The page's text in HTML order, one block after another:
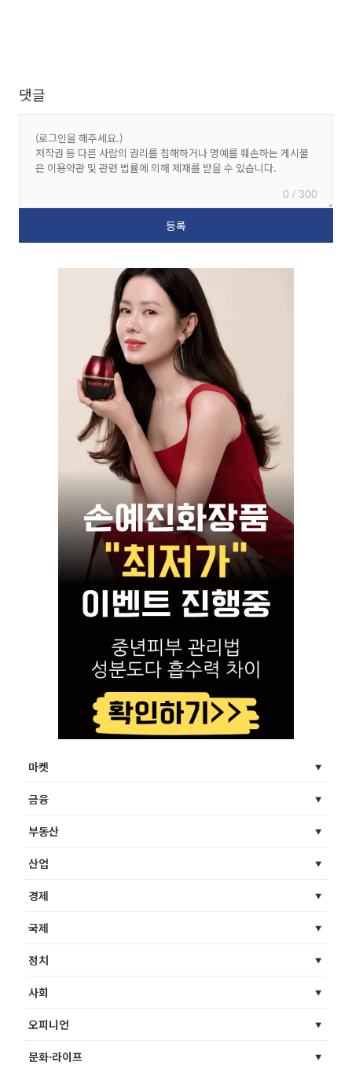
댓글
0 / 300
마켓
금융
부동산
산업
경제
국제
정치
사회
오피니언
문화·라이프